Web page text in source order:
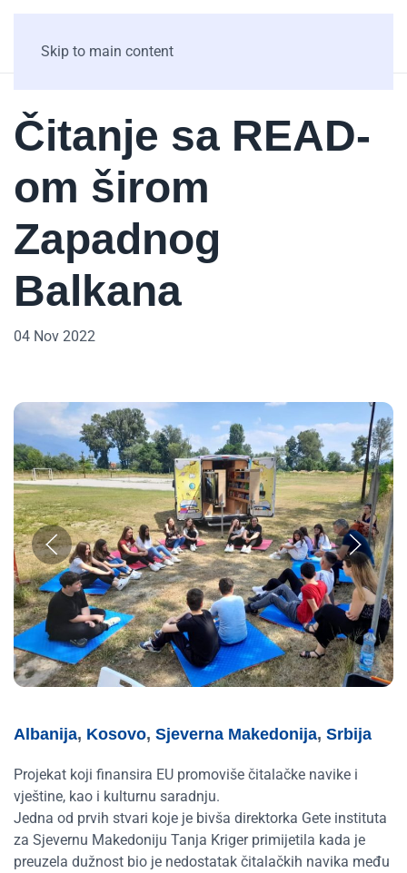
Skip to main content
Čitanje sa READ-
om širom
Zapadnog
Balkana
04 Nov 2022
Albanija, Kosovo, Sjeverna Makedonija, Srbija
Projekat koji finansira EU promoviše čitalačke navike i
vještine, kao i kulturnu saradnju.
Jedna od prvih stvari koje je bivša direktorka Gete instituta
za Sjevernu Makedoniju Tanja Kriger primijetila kada je
preuzela dužnost bio je nedostatak čitalačkih navika među